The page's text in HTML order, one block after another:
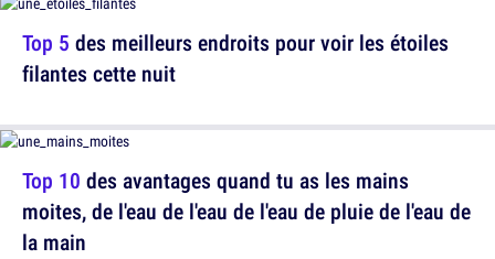
Top 10 des avantages quand tu as les mains
moites, de l'eau de l'eau de l'eau de pluie de l'eau de
la main
Top 5 des meilleurs endroits pour voir les étoiles
filantes cette nuit